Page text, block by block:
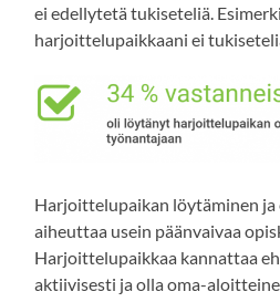
ei edellytetä tukiseteliä.
harjoittelupaikkaani ei
Harjoittelupaikan löytäminen ja
aiheuttaa usein päänvaivaa
Harjoittelupaikkaa kannattaa
aktiivisesti ja olla oma-